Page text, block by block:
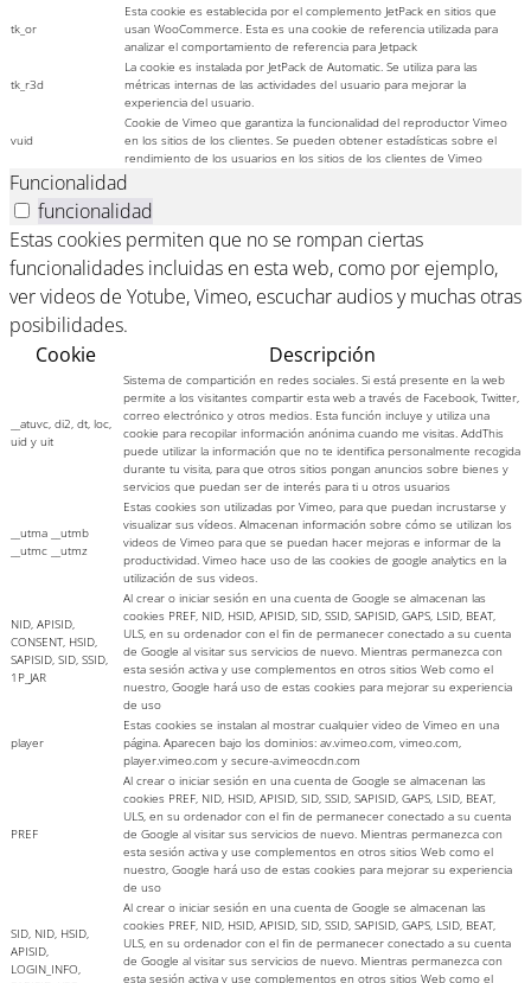
tk_or
Esta cookie es establecida por el complemento JetPack en sitios que
usan WooCommerce. Esta es una cookie de referencia utilizada para
analizar el comportamiento de referencia para Jetpack
tk_r3d
La cookie es instalada por JetPack de Automatic. Se utiliza para las
métricas internas de las actividades del usuario para mejorar la
experiencia del usuario.
vuid
Cookie de Vimeo que garantiza la funcionalidad del reproductor Vimeo
en los sitios de los clientes. Se pueden obtener estadísticas sobre el
rendimiento de los usuarios en los sitios de los clientes de Vimeo
Funcionalidad
funcionalidad
Estas cookies permiten que no se rompan ciertas
funcionalidades incluidas en esta web, como por ejemplo,
ver videos de Yotube, Vimeo, escuchar audios y muchas otras
posibilidades.
Cookie
Descripción
__atuvc, di2, dt, loc,
uid y uit
Sistema de compartición en redes sociales. Si está presente en la web
permite a los visitantes compartir esta web a través de Facebook, Twitter,
correo electrónico y otros medios. Esta función incluye y utiliza una
cookie para recopilar información anónima cuando me visitas. AddThis
puede utilizar la información que no te identifica personalmente recogida
durante tu visita, para que otros sitios pongan anuncios sobre bienes y
servicios que puedan ser de interés para ti u otros usuarios
__utma __utmb
__utmc __utmz
Estas cookies son utilizadas por Vimeo, para que puedan incrustarse y
visualizar sus vídeos. Almacenan información sobre cómo se utilizan los
videos de Vimeo para que se puedan hacer mejoras e informar de la
productividad. Vimeo hace uso de las cookies de google analytics en la
utilización de sus videos.
NID, APISID,
CONSENT, HSID,
SAPISID, SID, SSID,
1P_JAR
Al crear o iniciar sesión en una cuenta de Google se almacenan las
cookies PREF, NID, HSID, APISID, SID, SSID, SAPISID, GAPS, LSID, BEAT,
ULS, en su ordenador con el fin de permanecer conectado a su cuenta
de Google al visitar sus servicios de nuevo. Mientras permanezca con
esta sesión activa y use complementos en otros sitios Web como el
nuestro, Google hará uso de estas cookies para mejorar su experiencia
de uso
player
Estas cookies se instalan al mostrar cualquier video de Vimeo en una
página. Aparecen bajo los dominios: av.vimeo.com, vimeo.com,
player.vimeo.com y secure-a.vimeocdn.com
PREF
Al crear o iniciar sesión en una cuenta de Google se almacenan las
cookies PREF, NID, HSID, APISID, SID, SSID, SAPISID, GAPS, LSID, BEAT,
ULS, en su ordenador con el fin de permanecer conectado a su cuenta
de Google al visitar sus servicios de nuevo. Mientras permanezca con
esta sesión activa y use complementos en otros sitios Web como el
nuestro, Google hará uso de estas cookies para mejorar su experiencia
de uso
SID, NID, HSID,
APISID,
LOGIN_INFO,
Al crear o iniciar sesión en una cuenta de Google se almacenan las
cookies PREF, NID, HSID, APISID, SID, SSID, SAPISID, GAPS, LSID, BEAT,
ULS, en su ordenador con el fin de permanecer conectado a su cuenta
de Google al visitar sus servicios de nuevo. Mientras permanezca con
esta sesión activa y use complementos en otros sitios Web como el